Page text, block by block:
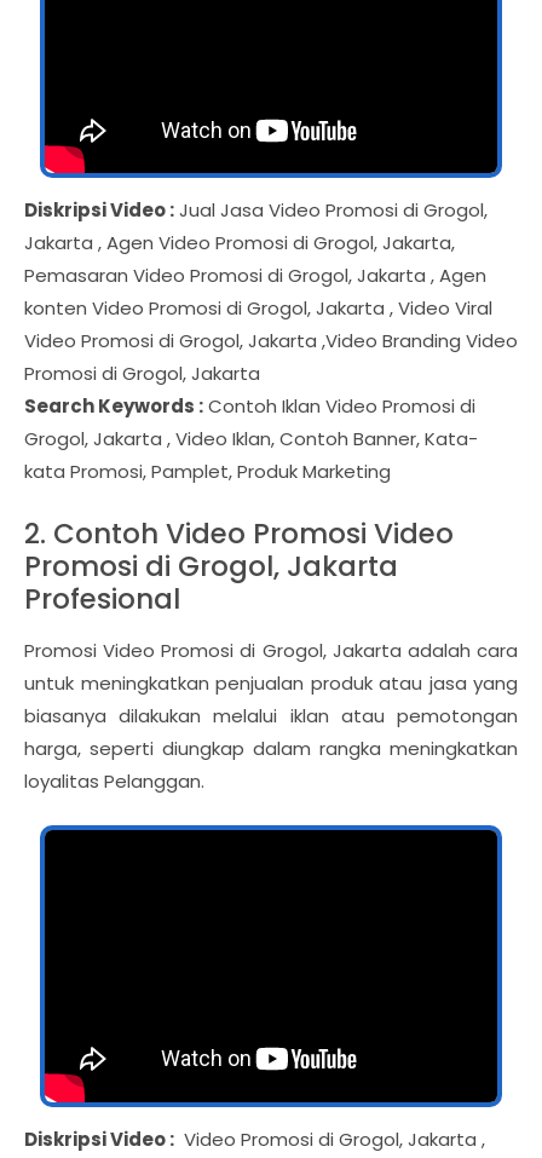
Diskripsi Video :Jual Jasa Video Promosi di Grogol,
Jakarta , Agen Video Promosi di Grogol, Jakarta,
Pemasaran Video Promosi di Grogol, Jakarta , Agen
konten Video Promosi di Grogol, Jakarta , Video Viral
Video Promosi di Grogol, Jakarta ,Video Branding Video
Promosi di Grogol, Jakarta
Search Keywords :Contoh Iklan Video Promosi di
Grogol, Jakarta , Video Iklan, Contoh Banner, Kata-
kata Promosi, Pamplet, Produk Marketing
2. Contoh Video Promosi Video
Promosi di Grogol, Jakarta
Profesional
Promosi Video Promosi di Grogol, Jakarta adalah cara
untuk meningkatkan penjualan produk atau jasa yang
biasanya dilakukan melalui iklan atau pemotongan
harga, seperti diungkap dalam rangka meningkatkan
loyalitas Pelanggan.
Diskripsi Video : Video Promosi di Grogol, Jakarta ,